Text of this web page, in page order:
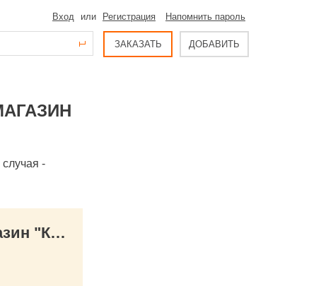
Вход или Регистрация Напомнить пароль
ЗАКАЗАТЬ ДОБАВИТЬ
-
КОНТАКТЫ Пригласительные и аксессуары из Европы. Интернет-магазин "Картолине".